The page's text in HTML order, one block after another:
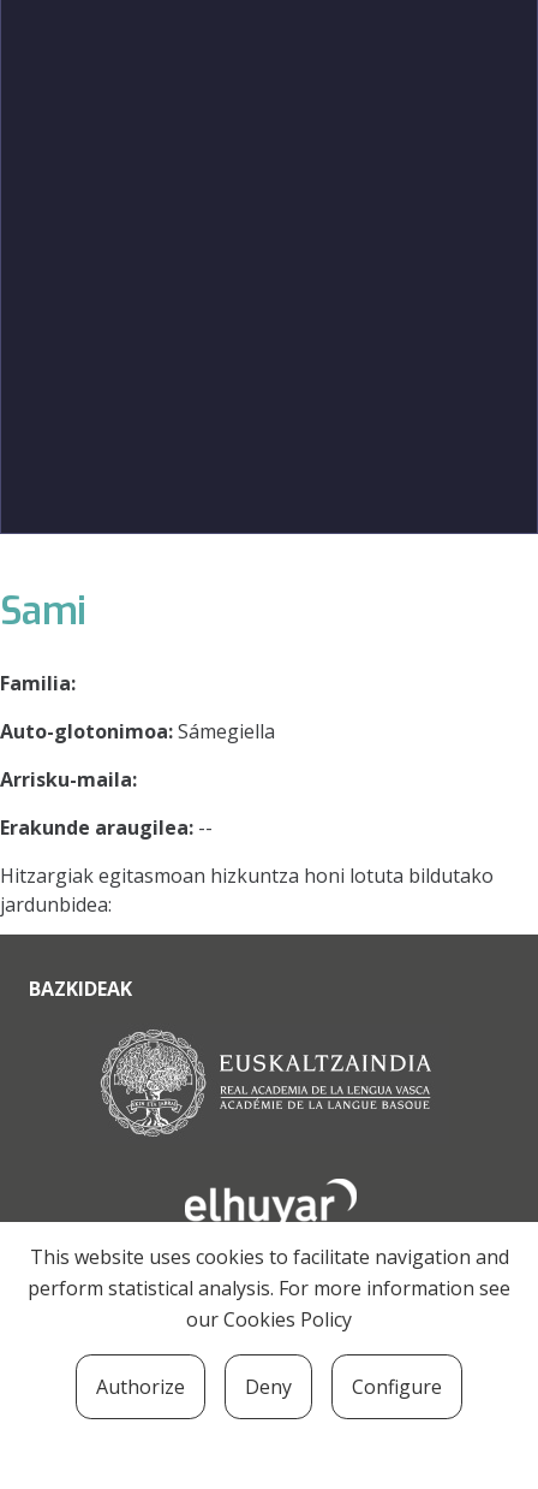
Sami
Familia:
Auto-glotonimoa:Sámegiella
Arrisku-maila:
Erakunde araugilea: --
Hitzargiak egitasmoan hizkuntza honi lotuta bildutako
jardunbidea:
BAZKIDEAK
This website uses cookies to facilitate navigation and
perform statistical analysis. For more information see
ourCookies Policy
Authorize Deny Configure